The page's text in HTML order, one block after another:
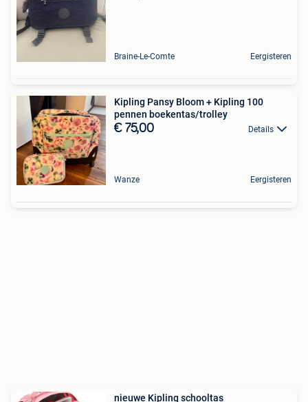
Braine-Le-Comte Eergisteren
Kipling Pansy Bloom + Kipling 100
pennen boekentas/trolley
€ 75,00 Details
Wanze Eergisteren
nieuwe Kipling schooltas